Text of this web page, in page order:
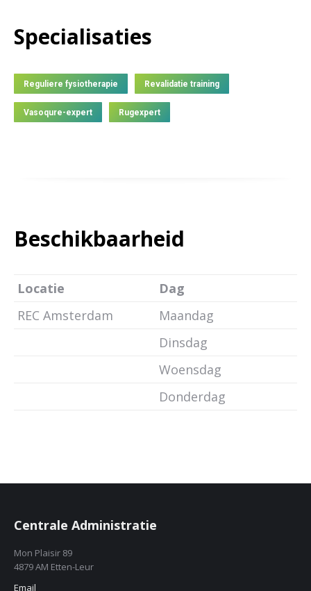
Specialisaties
Reguliere fysiotherapie Revalidatie training
Vasoqure-expert Rugexpert
Beschikbaarheid
Locatie
Dag
REC Amsterdam
Maandag
Dinsdag
Woensdag
Donderdag
Centrale Administratie
Mon Plaisir 89
4879 AM Etten-Leur
Email